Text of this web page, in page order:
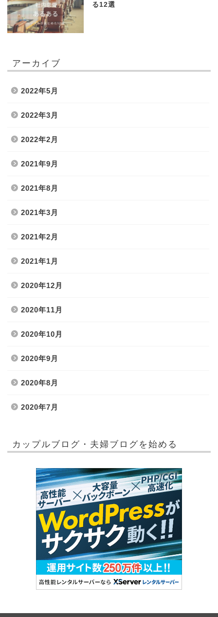
る12選
アーカイブ
2022年5月
2022年3月
2022年2月
2021年9月
2021年8月
2021年3月
2021年2月
2021年1月
2020年12月
2020年11月
2020年10月
2020年9月
2020年8月
2020年7月
カップルブログ・夫婦ブログを始める